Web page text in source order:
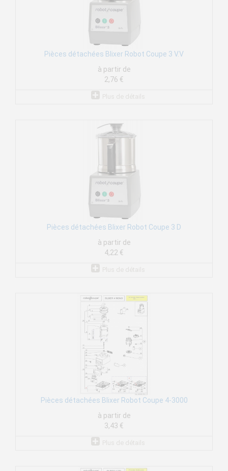
Pièces détachées Blixer Robot Coupe 3 V.V
à partir de
2,76 €
Pièces détachées Blixer Robot Coupe 3 D
à partir de
4,22 €
Pièces détachées Blixer Robot Coupe 4-3000
à partir de
3,43 €